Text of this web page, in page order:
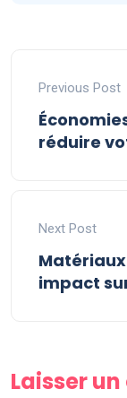
Previous Post
réduire
Next Post
impact
Laisser